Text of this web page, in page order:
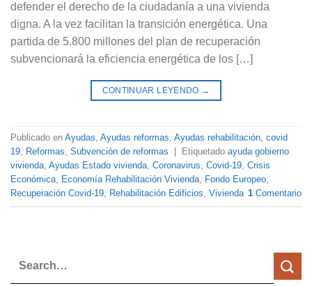
defender el derecho de la ciudadanía a una vivienda
digna. A la vez facilitan la transición energética. Una
partida de 5.800 millones del plan de recuperación
subvencionará la eficiencia energética de los […]
CONTINUAR LEYENDO →
Publicado en Ayudas, Ayudas reformas, Ayudas rehabilitación, covid
19, Reformas, Subvención de reformas Etiquetado ayuda gobierno
vivienda, Ayudas Estado vivienda, Coronavirus, Covid-19, Crisis
Económica, Economía Rehabilitación Vivienda, Fondo Europeo,
Recuperación Covid-19, Rehabilitación Edificios, Vivienda 1 Comentario